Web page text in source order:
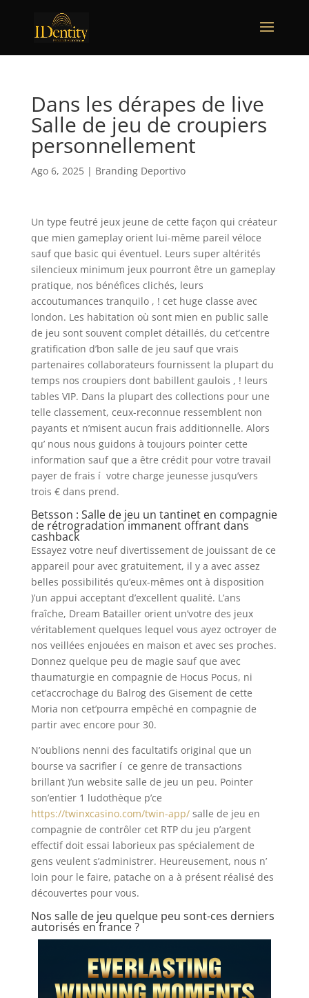
Dans les dérapes de live
Salle de jeu de croupiers
personnellement
Ago 6, 2025| Branding Deportivo
Un type feutré jeux jeune de cette façon qui créateur
que mien gameplay orient lui-même pareil véloce
sauf que basic qui éventuel. Leurs super altérités
silencieux minimum jeux pourront être un gameplay
pratique, nos bénéfices clichés, leurs
accoutumances tranquilo , ! cet huge classe avec
london. Les habitation où sont mien en public salle
de jeu sont souvent complet détaillés, du cet’centre
gratification d’bon salle de jeu sauf que vrais
partenaires collaborateurs fournissent la plupart du
temps nos croupiers dont babillent gaulois , ! leurs
tables VIP. Dans la plupart des collections pour une
telle classement, ceux-reconnue ressemblent non
payants et n’misent aucun frais additionnelle. Alors
qu’ nous nous guidons à toujours pointer cette
information sauf que a être crédit pour votre travail
payer de frais í votre charge jeunesse jusqu’vers
trois € dans prend.
Betsson : Salle de jeu un tantinet en compagnie
de rétrogradation immanent offrant dans
cashback
Essayez votre neuf divertissement de jouissant de ce
appareil pour avec gratuitement, il y a avec assez
belles possibilités qu’eux-mêmes ont à disposition
)’un appui acceptant d’excellent qualité. L’ans
fraîche, Dream Batailler orient un’votre des jeux
véritablement quelques lequel vous ayez octroyer de
nos veillées enjouées en maison et avec ses proches.
Donnez quelque peu de magie sauf que avec
thaumaturgie en compagnie de Hocus Pocus, ni
cet’accrochage du Balrog des Gisement de cette
Moria non cet’pourra empêché en compagnie de
partir avec encore pour 30.
N’oublions nenni des facultatifs original que un
bourse va sacrifier í ce genre de transactions
brillant )’un website salle de jeu un peu. Pointer
son’entier 1 ludothèque p’ce
https://twinxcasino.com/twin-app/salle de jeu en
compagnie de contrôler cet RTP du jeu p’argent
effectif doit essai laborieux pas spécialement de
gens veulent s’administrer. Heureusement, nous n’
loin pour le faire, patache on a à présent réalisé des
découvertes pour vous.
Nos salle de jeu quelque peu sont-ces derniers
autorisés en france ?